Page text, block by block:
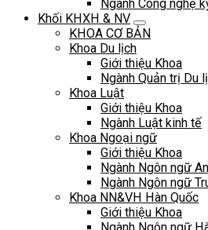
Ngành Công nghệ
Khối KHXH & NV
KHOA CƠ BẢN
Khoa Du lịch
Giới thiệu Khoa
Ngành Quản trị Du
Khoa Luật
Giới thiệu Khoa
Ngành Luật kinh tế
Khoa Ngoại ngữ
Giới thiệu Khoa
Ngành Ngôn ngữ
Ngành Ngôn ngữ
Khoa NN&VH Hàn Quốc
Giới thiệu Khoa